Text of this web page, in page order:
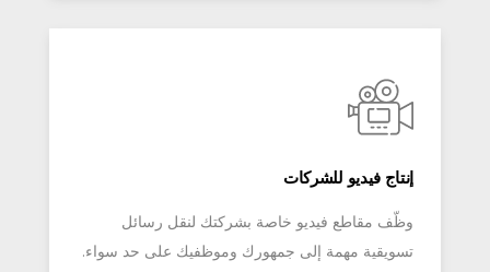
إنتاج فيديو للشركات
وظّف مقاطع فيديو خاصة بشركتك لنقل رسائل
تسويقية مهمة إلى جمهورك وموظفيك على حد سواء.